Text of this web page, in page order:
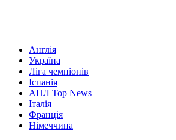
Англія
Україна
Ліга чемпіонів
Іспанія
АПЛ Top News
Італія
Франція
Німеччина